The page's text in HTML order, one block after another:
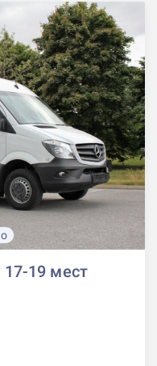
17-19 мест